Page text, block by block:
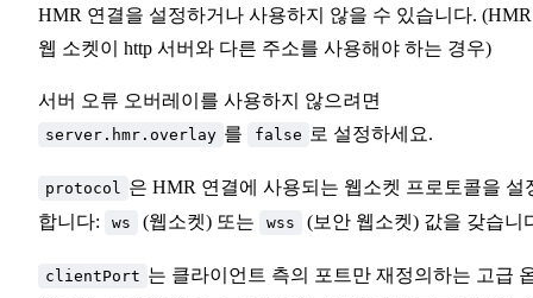
HMR 연결을 설정하거나 사용하지 않을 수 있습니다. (HMR
웹 소켓이 http 서버와 다른 주소를 사용해야 하는 경우)
서버 오류 오버레이를 사용하지 않으려면
server.hmr.overlay 를 false 로 설정하세요.
protocol 은 HMR 연결에 사용되는 웹소켓 프로토콜을 설
합니다:
ws (웹소켓) 또는 wss (보안 웹소켓) 값을 갖습니
clientPort 는 클라이언트 측의 포트만 재정의하는 고급